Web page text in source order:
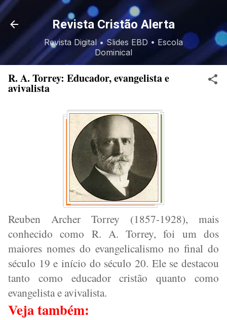
Pular para o conteúdo principal
Revista Cristão Alerta
Revista Digital • Slides EBD • Escola
Dominical
R. A. Torrey: Educador, evangelista e
avivalista
Reuben Archer Torrey (1857-1928), mais
conhecido como R. A. Torrey, foi um dos
maiores nomes do evangelicalismo no final do
século 19 e início do século 20. Ele se destacou
tanto como educador cristão quanto como
evangelista e avivalista.
Veja também: